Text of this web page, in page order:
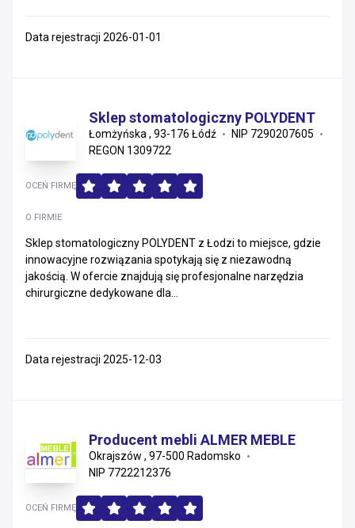
Data rejestracji 2026-01-01
Sklep stomatologiczny POLYDENT
Łomżyńska , 93-176 Łódź
NIP 7290207605
REGON 1309722
O FIRMIE
Sklep stomatologiczny POLYDENT z Łodzi to miejsce, gdzie
innowacyjne rozwiązania spotykają się z niezawodną
jakością. W ofercie znajdują się profesjonalne narzędzia
chirurgiczne dedykowane dla...
OCEŃ FIRMĘ
Data rejestracji 2025-12-03
Producent mebli ALMER MEBLE
Okrajszów , 97-500 Radomsko
NIP 7722212376
OCEŃ FIRMĘ